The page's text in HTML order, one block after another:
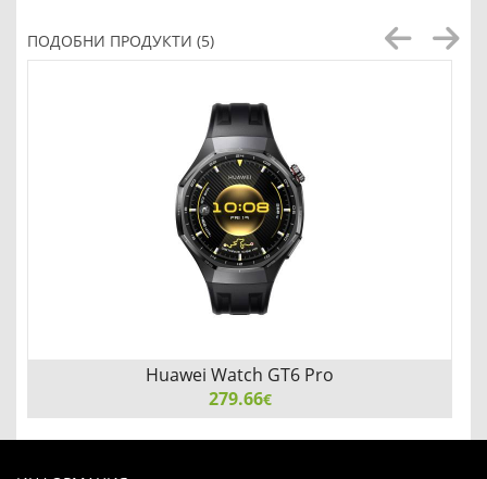
ПОДОБНИ ПРОДУКТИ (5)
Huawei Watch GT6 Pro
279.66€